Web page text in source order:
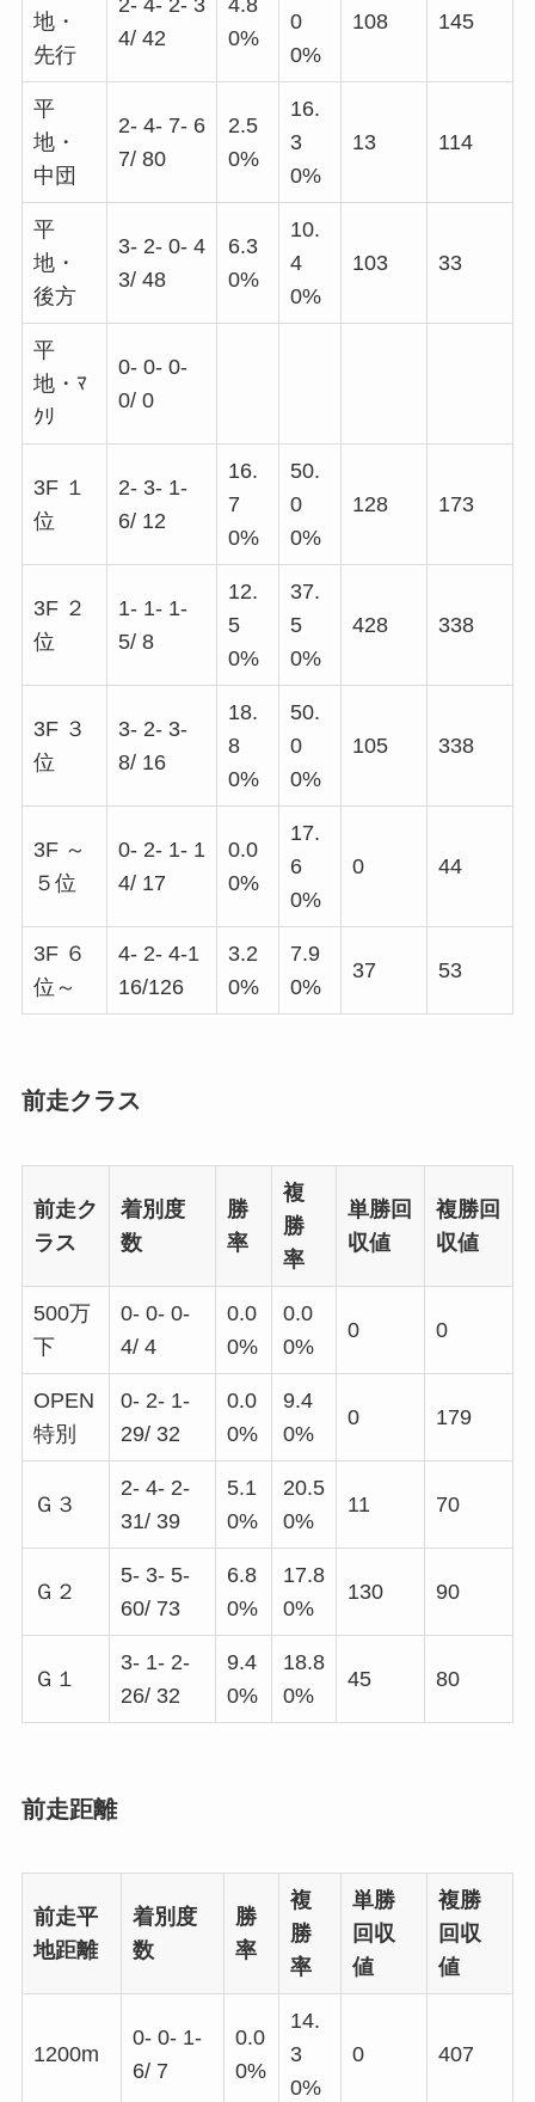
地・
先行
2- 4- 2- 3
4/ 42
4.8
0%
0
0%
108 145
平
地・
中団
2- 4- 7- 6
7/ 80
2.5
0%
16.
3
0%
13 114
平
地・
後方
3- 2- 0- 4
3/ 48
6.3
0%
10.
4
0%
103 33
平
地・ﾏ
ｸﾘ
0- 0- 0-
0/ 0
3F １
位
2- 3- 1-
6/ 12
16.
7
0%
50.
0
0%
128 173
3F ２
位
1- 1- 1-
5/ 8
12.
5
0%
37.
5
0%
428 338
3F ３
位
3- 2- 3-
8/ 16
18.
8
0%
50.
0
0%
105 338
3F ～
５位
0- 2- 1- 1
4/ 17
0.0
0%
17.
6
0%
0 44
3F ６
位～
4- 2- 4-1
16/126
3.2
0%
7.9
0%
37 53
前走クラス
前走ク
ラス
着別度
数
勝
率
複
勝
率
単勝回
収値
複勝回
収値
500万
下
0- 0- 0-
4/ 4
0.0
0%
0.0
0%
0 0
OPEN
特別
0- 2- 1-
29/ 32
0.0
0%
9.4
0%
0 179
Ｇ３
2- 4- 2-
31/ 39
5.1
0%
20.5
0%
11 70
Ｇ２
5- 3- 5-
60/ 73
6.8
0%
17.8
0%
130 90
Ｇ１
3- 1- 2-
26/ 32
9.4
0%
18.8
0%
45 80
前走距離
前走平
地距離
着別度
数
勝
率
複
勝
率
単勝
回収
値
複勝
回収
値
1200m
0- 0- 1-
6/ 7
0.0
0%
14.
3
0%
0 407